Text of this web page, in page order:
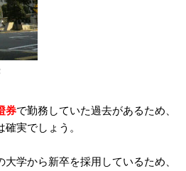
券で勤務していた過去があるため、
実でしょう。
学から新卒を採用しているため、